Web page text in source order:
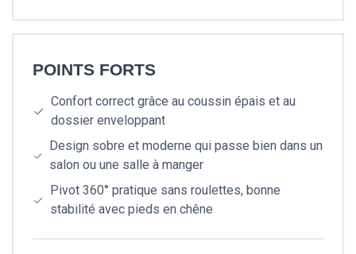
POINTS FORTS
Confort correct grâce au coussin épais et au
dossier enveloppant
Design sobre et moderne qui passe bien dans un
salon ou une salle à manger
Pivot 360° pratique sans roulettes, bonne
stabilité avec pieds en chêne